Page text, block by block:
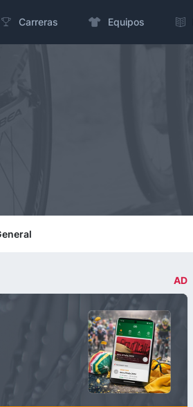
Carreras Equipos
AD